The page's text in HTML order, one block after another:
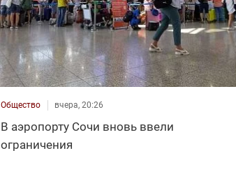
Общество вчера, 20:26
В аэропорту Сочи вновь ввели
ограничения